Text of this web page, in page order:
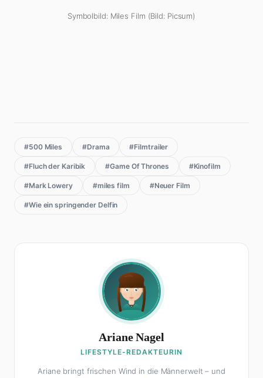
Symbolbild: Miles Film (Bild: Picsum)
#500 Miles #Drama #Filmtrailer
#Fluch der Karibik #Game Of Thrones #Kinofilm
#Mark Lowery #miles film #Neuer Film
#Wie ein springender Delfin
Ariane Nagel
LIFESTYLE-REDAKTEURIN
Ariane bringt frischen Wind in die Männerwelt – und